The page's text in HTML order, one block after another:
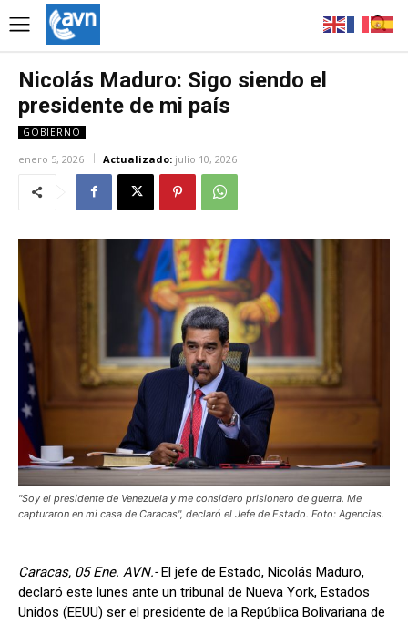
Nicolás Maduro: Sigo siendo el
presidente de mi país
GOBIERNO
enero 5, 2026 Actualizado: julio 10, 2026
"Soy el presidente de Venezuela y me considero prisionero de guerra. Me
capturaron en mi casa de Caracas", declaró el Jefe de Estado. Foto: Agencias.
Caracas, 05 Ene. AVN.-El jefe de Estado, Nicolás Maduro,
declaró este lunes ante un tribunal de Nueva York, Estados
Unidos (EEUU) ser el presidente de la República Bolivariana de